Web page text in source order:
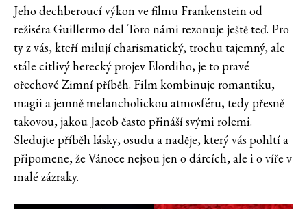
Jeho dechberoucí výkon ve filmu Frankenstein od
režiséra Guillermo del Toro námi rezonuje ještě teď. Pro
ty z vás, kteří milují charismatický, trochu tajemný, ale
stále citlivý herecký projev Elordiho, je to pravé
ořechové Zimní příběh. Film kombinuje romantiku,
magii a jemně melancholickou atmosféru, tedy přesně
takovou, jakou Jacob často přináší svými rolemi.
Sledujte příběh lásky, osudu a naděje, který vás pohltí a
připomene, že Vánoce nejsou jen o dárcích, ale i o víře v
malé zázraky.